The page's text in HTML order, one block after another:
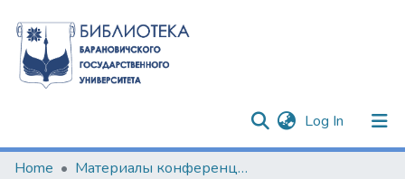
Log In (current)
Communities & Collections
Home
Материалы конференций и семинаров